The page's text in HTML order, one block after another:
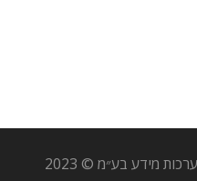
מידע בע״מ © 2023